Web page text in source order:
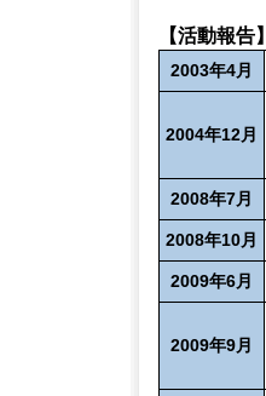
【活動報告】
2003年4月
2004年12月
2008年7月
2008年10月
2009年6月
2009年9月